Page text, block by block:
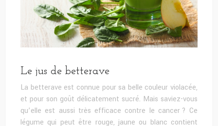
Le jus de betterave
La betterave est connue pour sa belle couleur violacée,
et pour son goût délicatement sucré. Mais saviez-vous
qu’elle est aussi très efficace contre le cancer ? Ce
légume qui peut être rouge, jaune ou blanc contient